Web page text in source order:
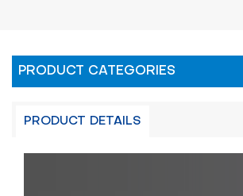
PRODUCT CATEGORIES
PRODUCT DETAILS